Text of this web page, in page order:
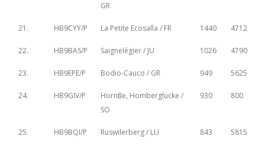
GR
21. HB9CYY/P La Petite Ecosalla / FR 1440 4712
22. HB9BAS/P Saignelégier / JU 1026 4790
23. HB9EPE/P Bodio-Cauco / GR 949 5625
24. HB9GIV/P
Hornflue, Homberglücke /
SO
930 800
25. HB9BQI/P Ruswilerberg / LU 843 5815